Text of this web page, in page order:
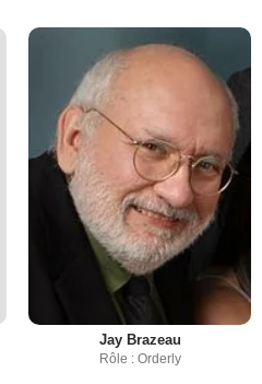
Jay Brazeau
Rôle : Orderly